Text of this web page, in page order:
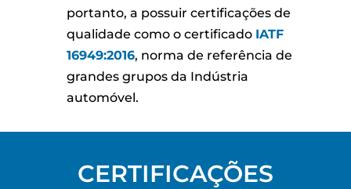
portanto, a possuir certificações de
qualidade como o certificado IATF
16949:2016, norma de referência de
grandes grupos da Indústria
automóvel.
CERTIFICAÇÕES